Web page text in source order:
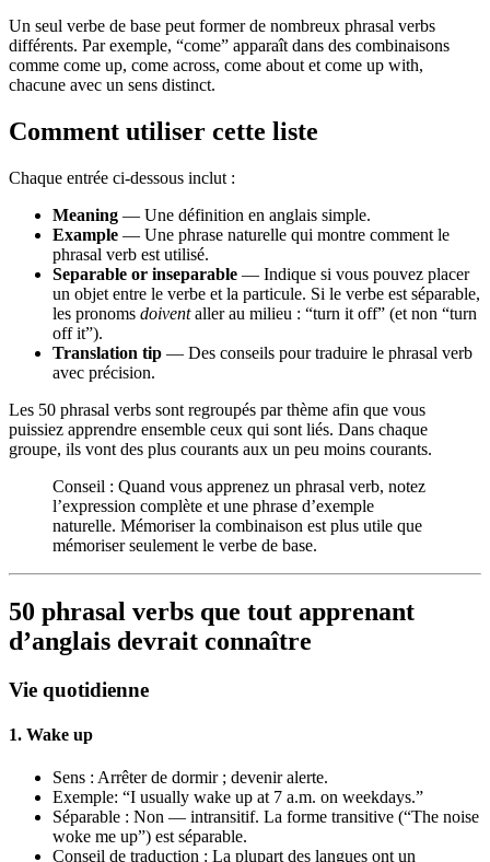
Un seul verbe de base peut former de nombreux phrasal verbs
différents. Par exemple, “come” apparaît dans des combinaisons
comme come up, come across, come about et come up with,
chacune avec un sens distinct.
Comment utiliser cette liste
Chaque entrée ci-dessous inclut :
Meaning — Une définition en anglais simple.
Example — Une phrase naturelle qui montre comment le
phrasal verb est utilisé.
Separable or inseparable — Indique si vous pouvez placer
un objet entre le verbe et la particule. Si le verbe est séparable,
les pronoms doiventaller au milieu : “turn it off” (et non “turn
off it”).
Translation tip — Des conseils pour traduire le phrasal verb
avec précision.
Les 50 phrasal verbs sont regroupés par thème afin que vous
puissiez apprendre ensemble ceux qui sont liés. Dans chaque
groupe, ils vont des plus courants aux un peu moins courants.
Conseil : Quand vous apprenez un phrasal verb, notez
l’expression complète et une phrase d’exemple
naturelle. Mémoriser la combinaison est plus utile que
mémoriser seulement le verbe de base.
50 phrasal verbs que tout apprenant
d’anglais devrait connaître
Vie quotidienne
1. Wake up
Sens : Arrêter de dormir ; devenir alerte.
Exemple: “I usually wake up at 7 a.m. on weekdays.”
Séparable : Non — intransitif. La forme transitive (“The noise
woke me up”) est séparable.
Conseil de traduction : La plupart des langues ont un